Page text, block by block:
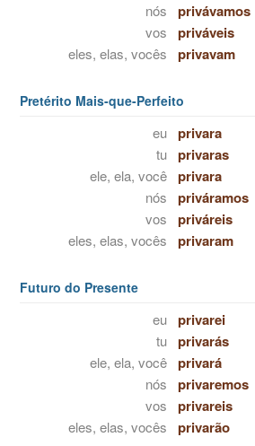
nós privávamos
vos priváveis
eles, elas, vocês privavam
Pretérito Mais-que-Perfeito
eu privara
tu privaras
ele, ela, você privara
nós priváramos
vos priváreis
eles, elas, vocês privaram
Futuro do Presente
eu privarei
tu privarás
ele, ela, você privará
nós privaremos
vos privareis
eles, elas, vocês privarão